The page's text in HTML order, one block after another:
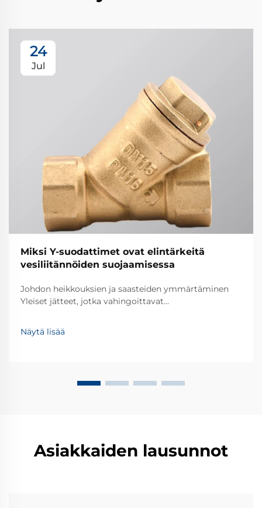
24
Jul
Miksi Y-suodattimet ovat elintärkeitä
vesiliitännöiden suojaamisessa
Johdon heikkouksien ja saasteiden ymmärtäminen
Yleiset jätteet, jotka vahingoittavat
kohtaavat erilaisia jätteitä ajan kuluessa – ajatellaan
hiekkaa, likakerrostumia ja ruostepaloja, jotka jäävät
tehokkaat suodattimet ja huoltotoimet, jotka pitävät
Näytä lisää
Asiakkaiden lausunnot